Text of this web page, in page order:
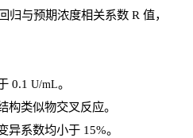
归与预期浓度相关系数 R 值，
0.1 U/mL。
类似物交叉反应。
异系数均小于15%。